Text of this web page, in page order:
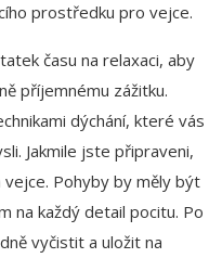
prostředku pro vejce.
času na relaxaci, aby
příjemnému zážitku.
dýchání, které vás
Jakmile jste připraveni,
Pohyby by měly být
na každý detail pocitu. Po
vyčistit a uložit na